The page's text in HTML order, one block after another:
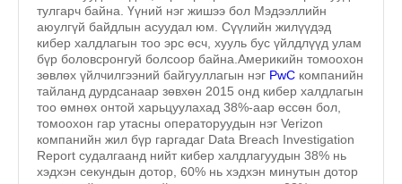
тулгарч байна. Үүний нэг жишээ бол Мэдээллийн
аюулгүй байдлын асуудал юм. Сүүлийн жилүүдэд
кибер халдлагын тоо эрс өсч, хууль бус үйлдлүүд улам
бүр боловсронгуй болсоор байна.Америкийн томоохон
зөвлөх үйлчилгээний байгууллагын нэг PwC компанийн
тайланд дурдсанаар зөвхөн 2015 онд кибер халдлагын
тоо өмнөх онтой харьцуулахад 38%-аар өссөн бол,
томоохон гар утасны операторуудын нэг Verizon
компанийн жил бүр гаргадаг Data Breach Investigation
Report судалгаанд нийт кибер халдлагуудын 38% нь
хэдхэн секундын дотор, 60% нь хэдхэн минутын дотор